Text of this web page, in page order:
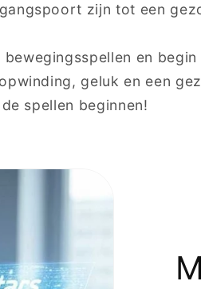
zijn tot een
en
geluk en een
spellen beginnen!